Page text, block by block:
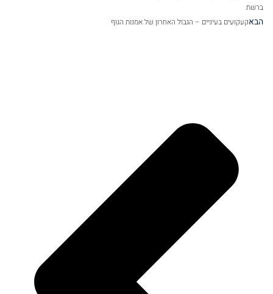
ברשת
הבאקעקועים בעיניים – הגבול האחרון של אמנות הגוף